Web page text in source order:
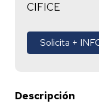
CIFICE
Solicita +
Descripción